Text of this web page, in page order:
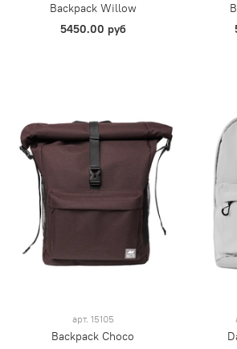
Backpack Willow
5450.00 руб
арт. 15105
Backpack Choco